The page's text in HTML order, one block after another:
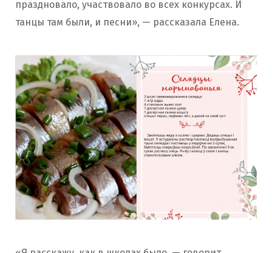
праздновало, участвовало во всех конкурсах. И
танцы там были, и песни», — рассказала Елена.